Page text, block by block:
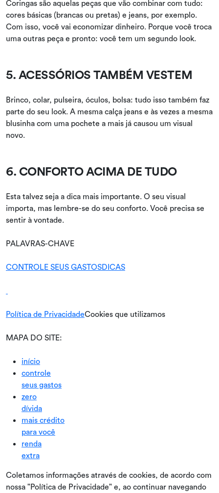
Coringas são aquelas peças que vão combinar com tudo:
cores básicas (brancas ou pretas) e jeans, por exemplo.
Com isso, você vai economizar dinheiro. Porque você troca
uma outras peça e pronto: você tem um segundo look.
5. ACESSÓRIOS TAMBÉM VESTEM
Brinco, colar, pulseira, óculos, bolsa: tudo isso também faz
parte do seu look. A mesma calça jeans e às vezes a mesma
blusinha com uma pochete a mais já causou um visual
novo.
6. CONFORTO ACIMA DE TUDO
Esta talvez seja a dica mais importante. O seu visual
importa, mas lembre-se do seu conforto. Você precisa se
sentir à vontade.
PALAVRAS-CHAVE
CONTROLE SEUS GASTOSDICAS
Política de PrivacidadeCookies que utilizamos
MAPA DO SITE:
início
controle
seus gastos
zero
dívida
mais crédito
para você
renda
extra
Coletamos informações através de cookies, de acordo com
nossa "Política de Privacidade" e, ao continuar navegando